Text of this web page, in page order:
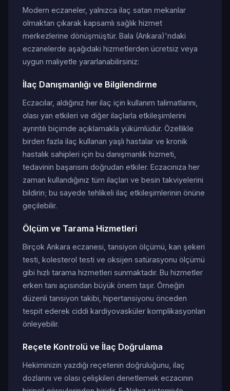
Modern eczaneler, yalnızca ilaç satan mekanlar
olmaktan çıkarak kapsamlı sağlık hizmet
merkezlerine dönüşmüştür. Bala (Ankara)'ndaki
eczanelerde aşağıdaki hizmetlerden ücretsiz veya
uygun maliyetle yararlanabilirsiniz:
İlaç Danışmanlığı ve Bilgilendirme
Eczacılar, aldığınız her ilaç için kullanım talimatlarını,
olası yan etkileri ve diğer ilaçlarla etkileşimlerini
ayrıntılı biçimde açıklamakla yükümlüdür. Özellikle
birden fazla ilaç kullanan yaşlı hastalar ve kronik
hastalık sahipleri için bu danışmanlık hizmeti,
tedavinin başarısını doğrudan etkiler. Eczacınıza her
zaman kullandığınız tüm ilaçları ve besin takviyelerini
bildirin; bu sayede tehlikeli ilaç etkileşimlerinin önüne
geçilebilir.
Ölçüm ve Tarama Hizmetleri
Birçok Ankara eczanesi, tansiyon ölçümü, kan şekeri
testi, kolesterol testi ve oksijen satürasyonu ölçümü
gibi hızlı tarama hizmetleri sunmaktadır. Bu hizmetler
erken tanı açısından büyük önem taşır. Örneğin
düzenli tansiyon takibi, hipertansiyonu önceden
tespit ederek ciddi kardiyovasküler komplikasyonları
önleyebilir.
Reçete Kontrolü ve İlaç Doğrulama
Hekiminizin yazdığı reçetenin doğruluğunu, ilaç
dozlarını ve olası çelişkileri denetlemek eczacının